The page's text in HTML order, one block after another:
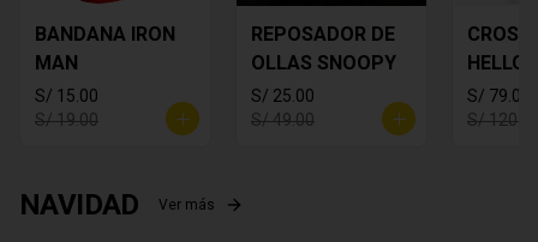
BANDANA IRON
MAN
S/ 15.00
S/ 19.00
REPOSADOR DE
OLLAS SNOOPY
S/ 25.00
S/ 49.00
HELLO
S/ 79.00
S/
NAVIDAD Ver más